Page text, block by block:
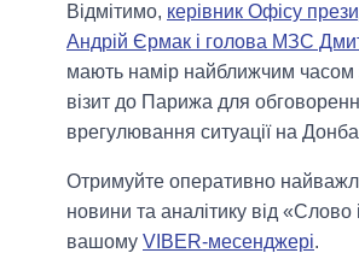
Відмітимо, керівник Офісу
Андрій Єрмак і голова МЗС
мають намір найближчим часом
візит до Парижа для
врегулювання ситуації на
Отримуйте оперативно
новини та аналітику від «Слово
вашому VIBER-месенджері.